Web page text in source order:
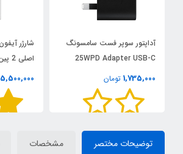
آداپتور سوپر فست سامسونگ
25WPD Adapter USB-C
1,735,000 تومان
اصلی 2 پین اپل استوری
5,500,000
توضیحات مختصر مشخصات